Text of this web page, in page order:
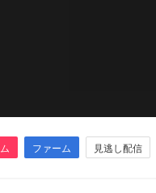
ファーム 見逃し配信